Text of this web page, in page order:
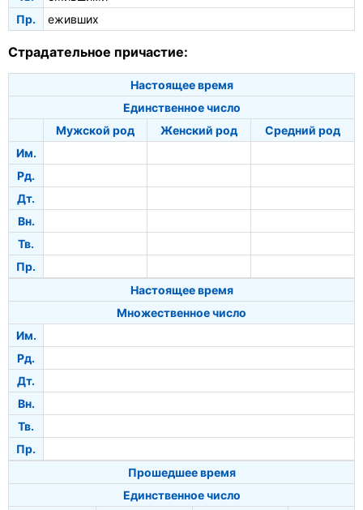
Пр.
еживших
Страдательное причастие:
Настоящее время
Единственное число
Мужской род
Женский род
Средний род
Им.
Рд.
Дт.
Вн.
Тв.
Пр.
Настоящее время
Множественное число
Им.
Рд.
Дт.
Вн.
Тв.
Пр.
Прошедшее время
Единственное число